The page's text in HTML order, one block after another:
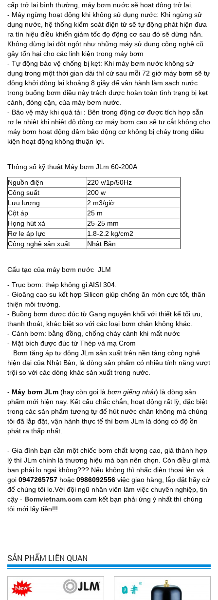
cấp trở lại bình thường, máy bơm nước sẽ hoạt động trở lại.
- Máy ngừng hoạt động khi không sử dụng nước: Khi ngừng sử
dụng nước, hệ thống kiểm soát điện tử sẽ tự động phát hiện đưa
ra tín hiệu điều khiển giảm tốc đọ động cơ sau đó sẽ dừng hẳn.
Không dừng lại đột ngột như những máy sử dụng công nghệ cũ
gây tổn hại cho các linh kiện trong máy bơm
- Tự động bảo vệ chống bị kẹt: Khi máy bơm nước không sử
dụng trong một thời gian dài thì cứ sau mỗi 72 giờ máy bơm sẽ tự
động khởi động lại khoảng 8 giây để vận hành làm sach nước
trong buống bơm điều này trách được hoàn toàn tình trạng bị kẹt
cánh, đóng cặn, của máy bơm nước.
- Bảo vệ máy khi quá tải : Bên trong động cơ được tích hợp sẵn
rơ le nhiệt khi nhiệt độ động cơ máy bơm cao sẽ tự cắt không cho
máy bơm hoạt động đảm bảo động cơ không bị cháy trong điều
kiện hoạt động không thuận lợi.
Thông số kỹ thuật Máy bơm JLm 60-200A
Nguồn điện
220 v/1p/50Hz
Công suất
200 w
Lưu lượng
2 m3/giờ
Cột áp
25 m
Họng hút xả
25-25 mm
Rơ le áp lực
1.8-2.2 kg/cm2
Công nghệ sản xuất
Nhật Bản
Cấu tạo của máy bơm nước JLM
- Trục bơm: thép không gỉ AISI 304.
- Gioăng cao su kết hợp Silicon giúp chống ăn mòn cực tốt, thân
thiện môi trường.
- Buồng bơm được đúc từ Gang nguyên khối với thiết kế tối ưu,
thanh thoát, khác biệt so với các loại bơm chân không khác.
- Cánh bơm: bằng đồng, chống cháy cánh khi mất nước
- Mặt bích được đúc từ Thép và mạ Crom
Bơm tăng áp tự động JLm sản xuất trên nền tảng công nghệ
hiện đại của Nhật Bản, là dòng sản phẩm có nhiều tính năng vượt
trội so với các dòng khác sản xuất trong nước.
- Máy bơm JLm (hay còn gọi là bơm giếng nhật) là dòng sản
phẩm mới hiện nay. Kết cấu chắc chắn, hoạt động rất lỳ, đặc biệt
trong các sản phẩm tương tự để hút nước chân không mà chúng
tôi đã lắp đặt, vận hành thực tế thì bơm JLm là dòng có độ ồn
phát ra thấp nhất.
- Gia đình bạn cần một chiếc bơm chất lượng cao, giá thành hợp
lý thì JLm chính là thương hiệu mà bạn nên chọn. Còn điều gì mà
bạn phải lo ngại không??? Nếu không thì nhấc điện thoại lên và
gọi 0947265757 hoặc 0986092556 việc giao hàng, lắp đặt hãy cứ
để chúng tôi lo.Với đội ngũ nhân viên làm việc chuyên nghiệp, tin
cậy - Bomvietnam.com cam kết bạn phải ứng ý nhất thì chúng
tôi mới lấy tiền!!!
SẢN PHẨM LIÊN QUAN